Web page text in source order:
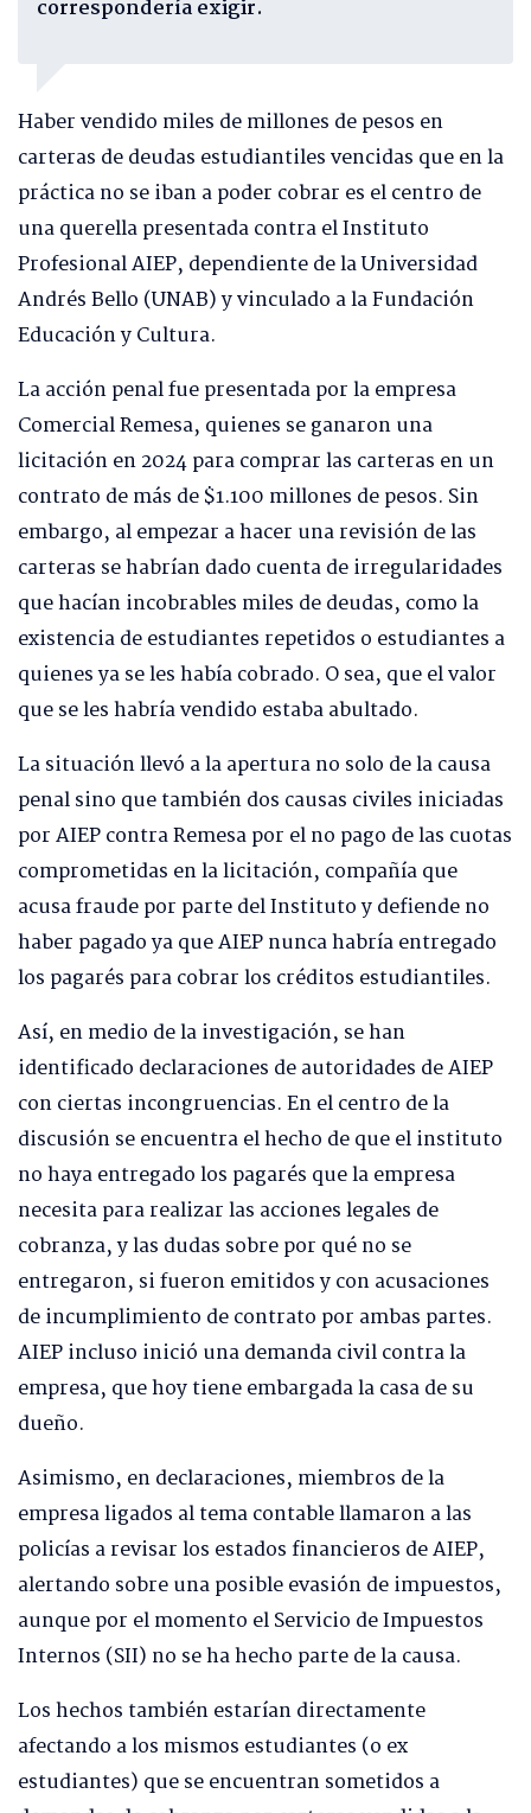
correspondería exigir.
Haber vendido miles de millones de pesos en
carteras de deudas estudiantiles vencidas que en la
práctica no se iban a poder cobrar es el centro de
una querella presentada contra el Instituto
Profesional AIEP, dependiente de la Universidad
Andrés Bello (UNAB) y vinculado a la Fundación
Educación y Cultura.
La acción penal fue presentada por la empresa
Comercial Remesa, quienes se ganaron una
licitación en 2024 para comprar las carteras en un
contrato de más de $1.100 millones de pesos. Sin
embargo, al empezar a hacer una revisión de las
carteras se habrían dado cuenta de irregularidades
que hacían incobrables miles de deudas, como la
existencia de estudiantes repetidos o estudiantes a
quienes ya se les había cobrado. O sea, que el valor
que se les habría vendido estaba abultado.
La situación llevó a la apertura no solo de la causa
penal sino que también dos causas civiles iniciadas
por AIEP contra Remesa por el no pago de las cuotas
comprometidas en la licitación, compañía que
acusa fraude por parte del Instituto y defiende no
haber pagado ya que AIEP nunca habría entregado
los pagarés para cobrar los créditos estudiantiles.
Así, en medio de la investigación, se han
identificado declaraciones de autoridades de AIEP
con ciertas incongruencias. En el centro de la
discusión se encuentra el hecho de que el instituto
no haya entregado los pagarés que la empresa
necesita para realizar las acciones legales de
cobranza, y las dudas sobre por qué no se
entregaron, si fueron emitidos y con acusaciones
de incumplimiento de contrato por ambas partes.
AIEP incluso inició una demanda civil contra la
empresa, que hoy tiene embargada la casa de su
dueño.
Asimismo, en declaraciones, miembros de la
empresa ligados al tema contable llamaron a las
policías a revisar los estados financieros de AIEP,
alertando sobre una posible evasión de impuestos,
aunque por el momento el Servicio de Impuestos
Internos (SII) no se ha hecho parte de la causa.
Los hechos también estarían directamente
afectando a los mismos estudiantes (o ex
estudiantes) que se encuentran sometidos a